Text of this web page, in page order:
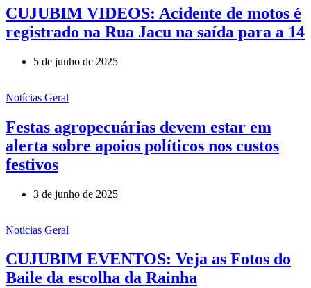
CUJUBIM VIDEOS: Acidente de motos é
registrado na Rua Jacu na saída para a 14
5 de junho de 2025
Notícias Geral
Festas agropecuárias devem estar em
alerta sobre apoios políticos nos custos
festivos
3 de junho de 2025
Notícias Geral
CUJUBIM EVENTOS: Veja as Fotos do
Baile da escolha da Rainha